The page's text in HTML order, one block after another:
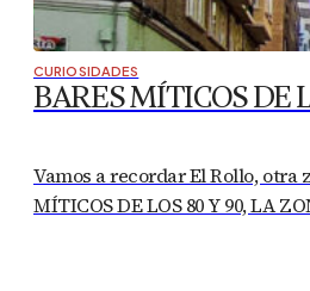
CURIOSIDADES
BARES MÍTICOS DE
Vamos a recordar El Rollo, otra
MÍTICOS DE LOS 80 Y 90, LA